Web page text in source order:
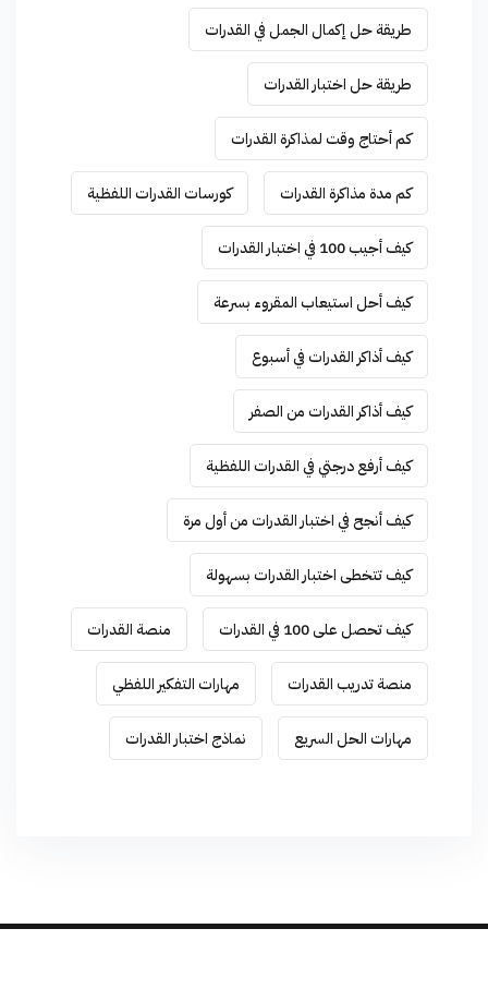
طريقة حل إكمال الجمل في القدرات
طريقة حل اختبار القدرات
كم أحتاج وقت لمذاكرة القدرات
كم مدة مذاكرة القدرات كورسات القدرات اللفظية
كيف أجيب 100 في اختبار القدرات
كيف أحل استيعاب المقروء بسرعة
كيف أذاكر القدرات في أسبوع
كيف أذاكر القدرات من الصفر
كيف أرفع درجتي في القدرات اللفظية
كيف أنجح في اختبار القدرات من أول مرة
كيف تتخطى اختبار القدرات بسهولة
كيف تحصل على 100 في القدرات منصة القدرات
منصة تدريب القدرات مهارات التفكير اللفظي
مهارات الحل السريع نماذج اختبار القدرات